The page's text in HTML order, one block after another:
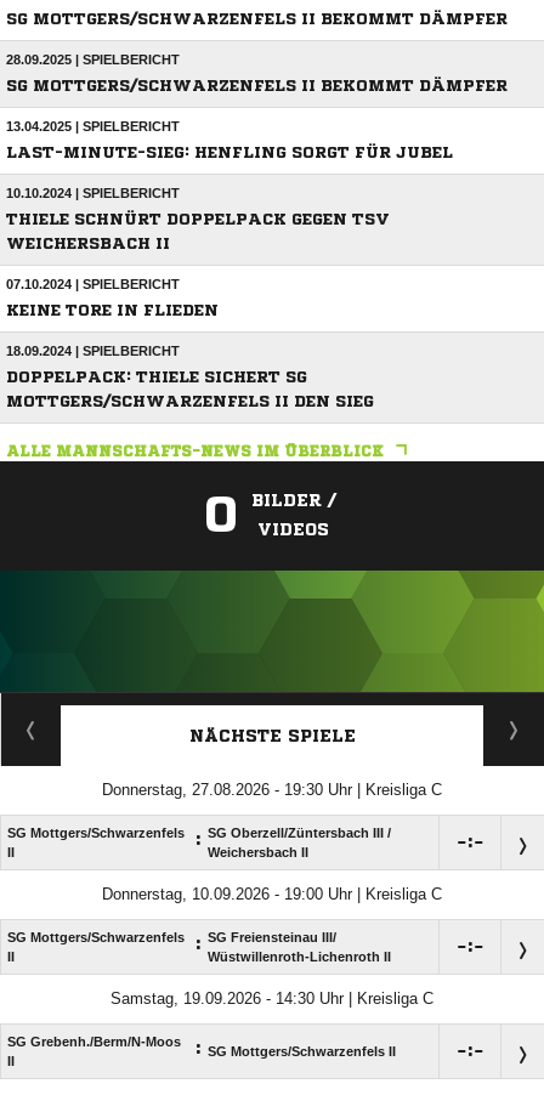
SG MOTTGERS/SCHWARZENFELS II BEKOMMT DÄMPFER
28.09.2025 | SPIELBERICHT
SG MOTTGERS/SCHWARZENFELS II BEKOMMT DÄMPFER
13.04.2025 | SPIELBERICHT
LAST-MINUTE-SIEG: HENFLING SORGT FÜR JUBEL
10.10.2024 | SPIELBERICHT
THIELE SCHNÜRT DOPPELPACK GEGEN TSV
WEICHERSBACH II
07.10.2024 | SPIELBERICHT
KEINE TORE IN FLIEDEN
18.09.2024 | SPIELBERICHT
DOPPELPACK: THIELE SICHERT SG
MOTTGERS/SCHWARZENFELS II DEN SIEG
ALLE MANNSCHAFTS-NEWS IM ÜBERBLICK
0
BILDER /
VIDEOS
ANZEIGE
NÄCHSTE SPIELE
Donnerstag, 27.08.2026 - 19:30 Uhr | Kreisliga C
SG Mottgers/​Schwarzenfels
: SG Oberzell/​Züntersbach III /​
Weichersbach II
:
Donnerstag, 10.09.2026 - 19:00 Uhr | Kreisliga C
SG Mottgers/​Schwarzenfels
: SG Freiensteinau III/​
Wüstwillenroth-Lichenroth II
:
Samstag, 19.09.2026 - 14:30 Uhr | Kreisliga C
SG Grebenh./​Berm/​N-Moos
: SG Mottgers/​Schwarzenfels II :